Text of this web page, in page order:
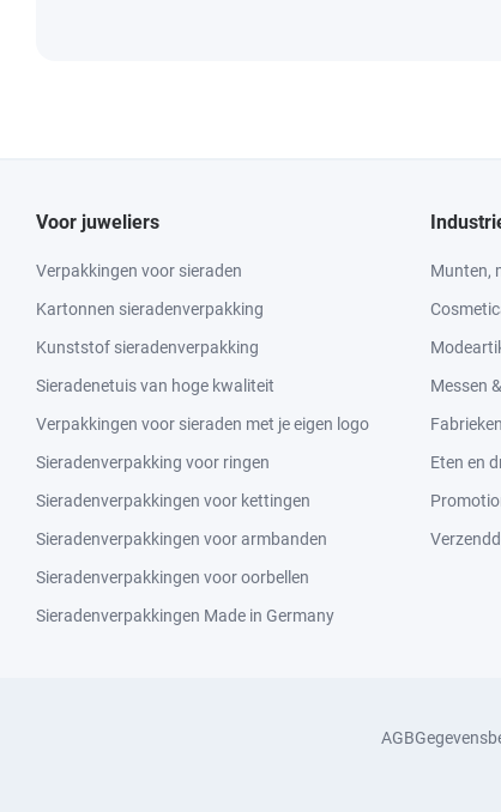
Voor juweliers
Verpakkingen voor sieraden
Kartonnen sieradenverpakking
Kunststof sieradenverpakking
Sieradenetuis van hoge kwaliteit
Verpakkingen voor sieraden met je eigen logo
Sieradenverpakking voor ringen
Sieradenverpakkingen voor kettingen
Sieradenverpakkingen voor armbanden
Sieradenverpakkingen voor oorbellen
Sieradenverpakkingen Made in Germany
Munten,
Messen
Eten en
AGB